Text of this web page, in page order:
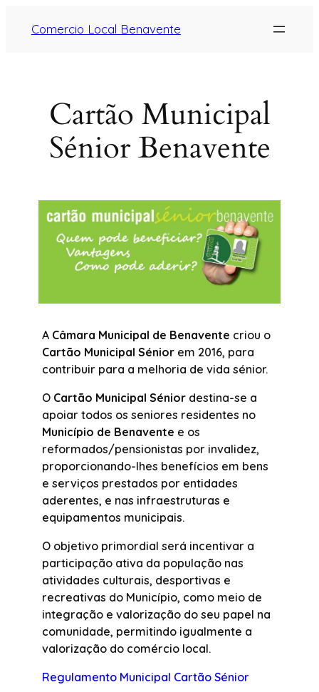
Comercio Local Benavente
Cartão Municipal
Sénior Benavente
A Câmara Municipal de Benavente criou o
Cartão Municipal Séniorem 2016, para
contribuir para a melhoria de vida sénior.
O Cartão Municipal Séniordestina-se a
apoiar todos os seniores residentes no
Município de Benavente e os
reformados/pensionistas por invalidez,
proporcionando-lhes benefícios em bens
e serviços prestados por entidades
aderentes, e nas infraestruturas e
equipamentos municipais.
O objetivo primordial será incentivar a
participação ativa da população nas
atividades culturais, desportivas e
recreativas do Município, como meio de
integração e valorização do seu papel na
comunidade, permitindo igualmente a
valorização do comércio local.
Regulamento Municipal Cartão Sénior